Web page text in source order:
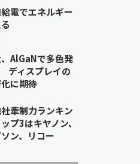
電でエネルギー
AlGaNで多色発
ディスプレイの
に期待
牽制力ランキン
プ3はキヤノン、
ン、リコー